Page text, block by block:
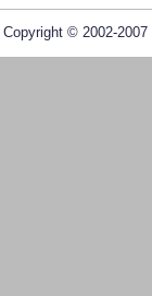
Copyright © 2002-2007